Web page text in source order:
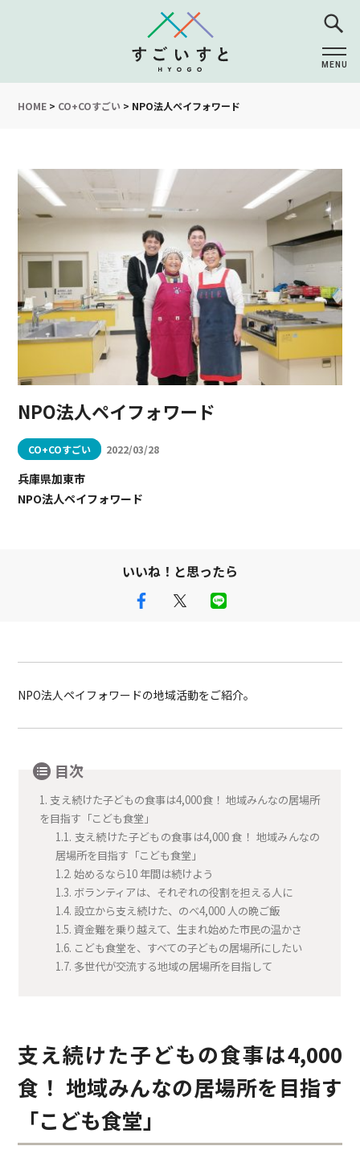
HOME > CO+COすごい > NPO法人ペイフォワード
NPO法人ペイフォワード
CO+COすごい 2022/03/28
兵庫県加東市
NPO法人ペイフォワード
いいね！と思ったら
NPO法人ペイフォワードの地域活動をご紹介。
目次
1. 支え続けた子どもの食事は4,000食！ 地域みんなの居場所
を目指す「こども食堂」
1.1. 支え続けた子どもの食事は4,000 食！ 地域みんなの
居場所を目指す「こども食堂」
1.2. 始めるなら10 年間は続けよう
1.3. ボランティアは、それぞれの役割を担える人に
1.4. 設立から支え続けた、のべ4,000 人の晩ご飯
1.5. 資金難を乗り越えて、生まれ始めた市民の温かさ
1.6. こども食堂を、すべての子どもの居場所にしたい
1.7. 多世代が交流する地域の居場所を目指して
支え続けた子どもの食事は4,000
食！ 地域みんなの居場所を目指す
「こども食堂」
MENU